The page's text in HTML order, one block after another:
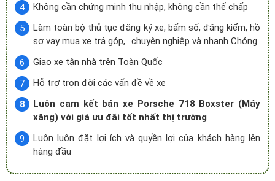
Không cần chứng minh thu nhập, không cần thế chấp
Làm toàn bộ thủ tục đăng ký xe, bấm số, đăng kiểm, hồ
sơ vay mua xe trả góp,.. chuyên nghiệp và nhanh Chóng.
Giao xe tận nhà trên Toàn Quốc
Hỗ trợ trọn đời các vấn đề về xe
Luôn cam kết bán xe Porsche 718 Boxster (Máy
xăng) với giá ưu đãi tốt nhất thị trường
Luôn luôn đặt lợi ích và quyền lợi của khách hàng lên
hàng đầu